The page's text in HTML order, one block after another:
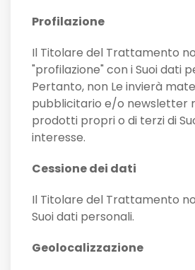
Profilazione
Il Titolare del Trattamento
"profilazione" con i Suoi dati
Pertanto, non Le invierà
pubblicitario e/o newsletter
prodotti propri o di terzi di
interesse.
Cessione dei dati
Il Titolare del Trattamento
Suoi dati personali.
Geolocalizzazione